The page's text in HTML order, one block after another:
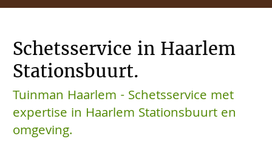
Schetsservice in Haarlem
Stationsbuurt.
Tuinman Haarlem - Schetsservice met
expertise in Haarlem Stationsbuurt en
omgeving.